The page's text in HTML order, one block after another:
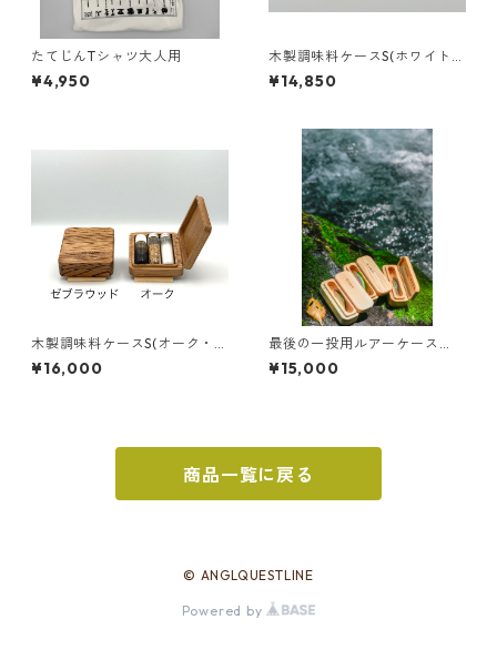
たてじんTシャツ大人用
¥4,950
木製調味料ケースS(ホワイトア
ッシュ)
¥14,850
木製調味料ケースS(オーク・ゼ
ブラウッド)
¥16,000
最後の一投用ルアーケース
『釣り人のお守り』
【ハイクラス】
¥15,000
商品一覧に戻る
© ANGLQUESTLINE
Powered by